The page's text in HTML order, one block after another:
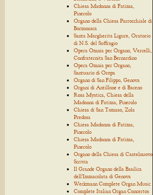
Chiesa Madonna di Fatima,
Pinerolo
Organo della Chiesa Parrocchiale di
Borzonasca
Santa Margherita Ligure, Oratorio
di N.S. del Suffragio
Opera Omnia per Organo, Vercelli,
Confraternita San Bernardino
Opera Omnia per Organo,
Santuario di Oropa
Organo di San Filippo, Genova
Organi di Antillone e di Baceno
Rosa Mystica, Chiesa della
Madonna di Fatima, Pinerolo
Chiesa di San Tomaso, Zola
Predosa
Chiesa Madonna di Fatima,
Pinerolo
Chiesa Madonna di Fatima,
Pinerolo
Organo della Chiesa di Castelnuovo
Scrivia
Il Grande Organo della Basilica
dell'Immacolata di Genova
Weckmann Complete Organ Music
Complete Italian Organ Concertos